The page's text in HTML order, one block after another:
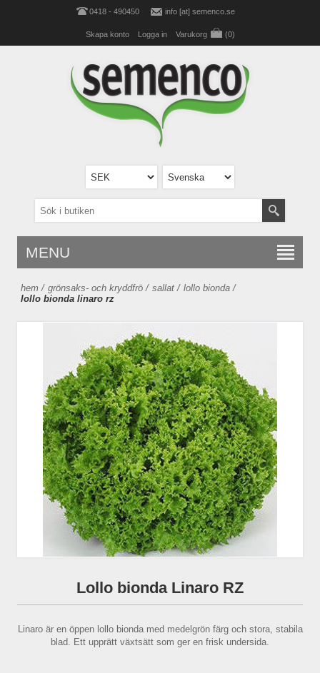
0418 - 490450 info [at] semenco.se
Skapa konto Logga in Varukorg (0)
MENU
hem / grönsaks- och kryddfrö / sallat / lollo bionda /
lollo bionda linaro rz
Lollo bionda Linaro RZ
Linaro är en öppen lollo bionda med medelgrön färg och stora, stabila
blad. Ett upprätt växtsätt som ger en frisk undersida.